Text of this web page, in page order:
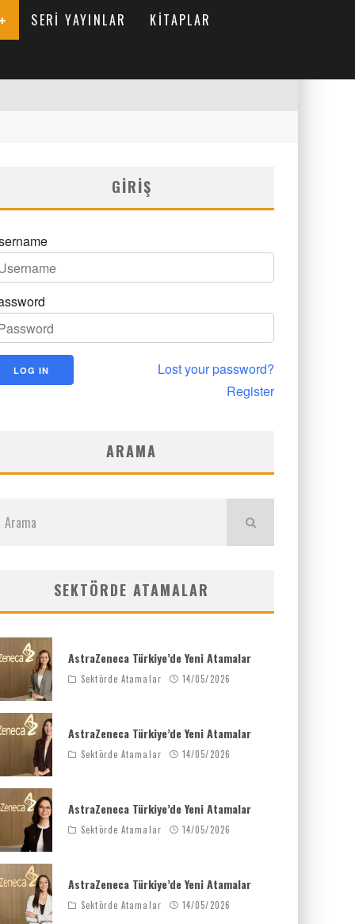
SERI YAYINLAR KITAPLAR
GIRIŞ
Lost your password?
Register
ARAMA
SEKTÖRDE ATAMALAR
AstraZeneca Türkiye’de Yeni Atamalar
Sektörde Atamalar 14/05/2026
AstraZeneca Türkiye’de Yeni Atamalar
Sektörde Atamalar 14/05/2026
AstraZeneca Türkiye’de Yeni Atamalar
Sektörde Atamalar 14/05/2026
AstraZeneca Türkiye’de Yeni Atamalar
Sektörde Atamalar 14/05/2026